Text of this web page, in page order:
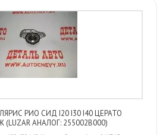
РИО СИД I20 I30 I40 ЦЕРАТО
АНАЛОГ: 255002B000)